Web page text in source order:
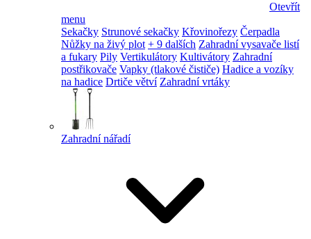
Otevřít
menu
Sekačky Strunové sekačky Křovinořezy Čerpadla
Nůžky na živý plot + 9 dalších Zahradní vysavače listí
a fukary Pily Vertikulátory Kultivátory Zahradní
postřikovače Vapky (tlakové čističe) Hadice a vozíky
na hadice Drtiče větví Zahradní vrtáky
Zahradní nářadí